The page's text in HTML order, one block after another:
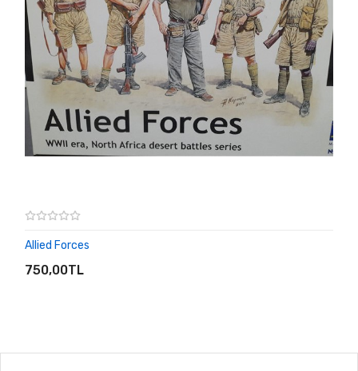
Allied Forces
750,00TL